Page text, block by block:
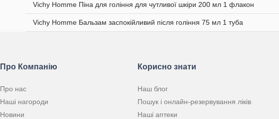
Vichy Homme Піна для гоління для чутливої шкіри 200 мл 1 флакон
Vichy Homme Бальзам заспокійливий після гоління 75 мл 1 туба
Про Компанію
Про нас
Наші нагороди
Новини
Корисно знати
Наш блог
Пошук і онлайн-резервування ліків
Наші аптеки